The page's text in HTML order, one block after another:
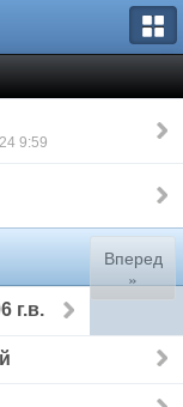
9:59
Вперед
»
г.в.